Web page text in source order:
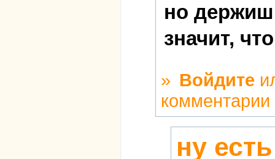
но
значит,
» Войдите
комментарии
ну